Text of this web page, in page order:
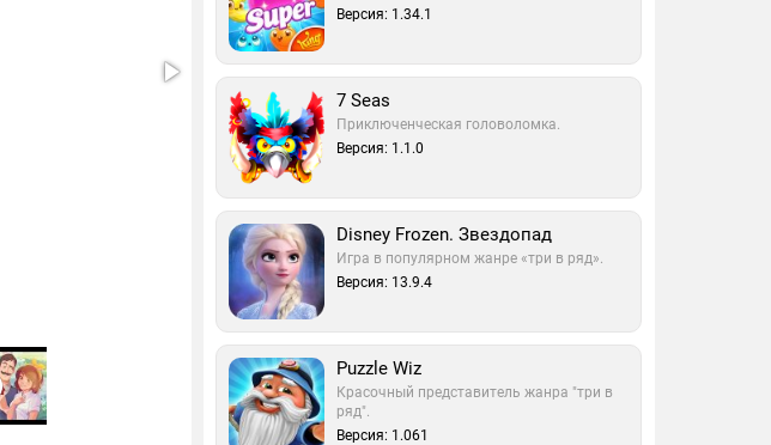
Версия: 1.34.1
7 Seas
Приключенческая головоломка.
Версия: 1.1.0
Disney Frozen. Звездопад
Игра в популярном жанре «три в ряд».
Версия: 13.9.4
Puzzle Wiz
Красочный представитель жанра "три в
ряд".
Версия: 1.061